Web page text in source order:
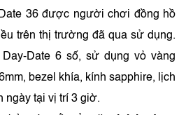
36 được người chơi đồng hồ
trên thị trường đã qua sử dụng.
Date 6 số, sử dụng vỏ vàng
bezel khía, kính sapphire, lịch
ngày tại vị trí 3 giờ.